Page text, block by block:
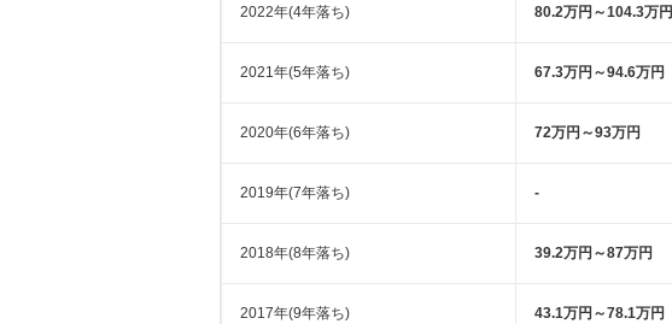
2022年(4年落ち) 80.2万円～104.3万円
2021年(5年落ち) 67.3万円～94.6万円
2020年(6年落ち) 72万円～93万円
2019年(7年落ち) -
2018年(8年落ち) 39.2万円～87万円
2017年(9年落ち) 43.1万円～78.1万円